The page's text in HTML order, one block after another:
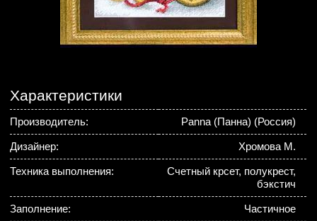
Характеристики
Производитель: Panna (Панна) (Россия)
Дизайнер: Хромова М.
Техника выполнения:
Счетный крсет, полукрест,
бэкстич
Заполнение: Частичное